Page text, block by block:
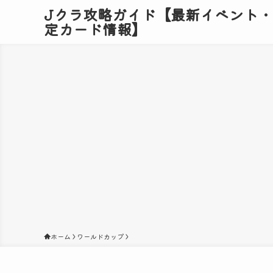
Jクラ攻略ガイド【最新イベント
定カード情報】
ホーム ワールドカップ